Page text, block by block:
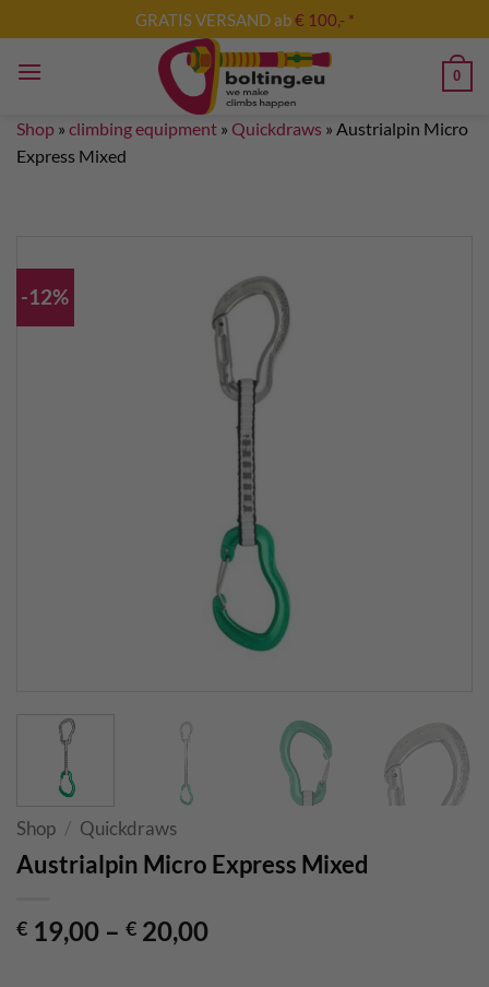
to
content
GRATIS VERSAND ab€ 100,- *
0
Shop » climbing equipment » Quickdraws » Austrialpin Micro
Express Mixed
-12%
Shop / Quickdraws
Austrialpin Micro Express Mixed
€ 19,00 – € 20,00